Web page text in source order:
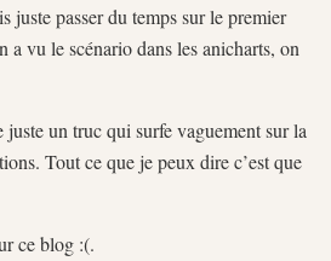
juste passer du temps sur le premier
vu le scénario dans les anicharts, on
un truc qui surfe vaguement sur la
Tout ce que je peux dire c’est que
ce blog :(.